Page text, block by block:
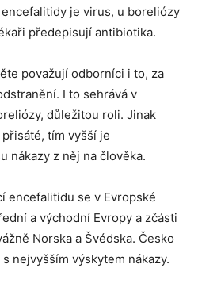
je virus, u boreliózy
předepisují antibiotika.
považují odborníci i to, za
I to sehrává v
důležitou roli. Jinak
tím vyšší je
nákazy z něj na člověka.
encefalitidu se v Evropské
a východní Evropy a zčásti
Norska a Švédska. Česko
nejvyšším výskytem nákazy.